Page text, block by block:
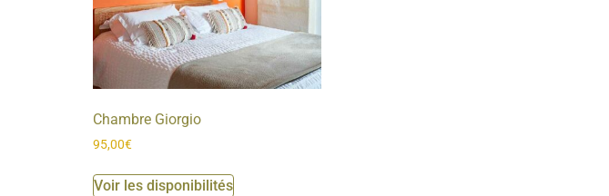
Chambre Giorgio
95,00€
Voir les disponibilités